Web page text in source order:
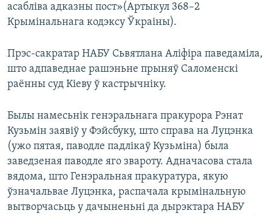
асабліва адказны пост»(Артыкул 368–2
Крымінальнага кодэксу Ўкраіны).
Прэс-сакратар НАБУ Сьвятлана Аліфіра паведаміла,
што адпаведнае рашэньне прыняў Саломенскі
раённы суд Кіеву ў кастрычніку.
Былы намесьнік генэральнага пракурора Рэнат
Кузьмін заявіў у Фэйсбуку, што справа на Луцэнка
(ужо пятая, паводле падлікаў Кузьміна) была
заведзеная паводле яго звароту. Адначасова стала
вядома, што Генэральная пракуратура, якую
ўзначальвае Луцэнка, распачала крымінальную
вытворчасьць у дачыненьні да дырэктара НАБУ